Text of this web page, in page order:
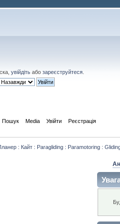
увійдіть абозареєструйтеся
Пошук Media Увійти Реєстрація
: Кайт : Paragliding : Paramotoring :